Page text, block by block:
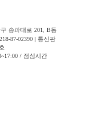
송파대로 201, B동
87-02390 | 통신판
/ 점심시간